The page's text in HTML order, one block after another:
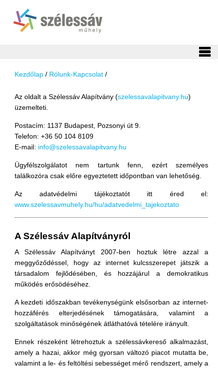
Kezdőlap / Rólunk-Kapcsolat /
Az oldalt a Szélessáv Alapítvány (szelessavalapitvany.hu)
üzemelteti.
Postacím: 1137 Budapest, Pozsonyi út 9.
Telefon: +36 50 104 8109
E-mail: info@szelessavalapitvany.hu
Ügyfélszolgálatot nem tartunk fenn, ezért személyes
találkozóra csak előre egyeztetett időpontban van lehetőség.
Az adatvédelmi tájékoztatót itt éred el:
www.szelessavmuhely.hu/hu/adatvedelmi_tajekoztato
A Szélessáv Alapítványról
A Szélessáv Alapítványt 2007-ben hoztuk létre azzal a
meggyőződéssel, hogy az internet kulcsszerepet játszik a
társadalom fejlődésében, és hozzájárul a demokratikus
működés erősödéséhez.
A kezdeti időszakban tevékenységünk elsősorban az internet-
hozzáférés elterjedésének támogatására, valamint a
szolgáltatások minőségének átláthatóvá tételére irányult.
Ennek részeként létrehoztuk a szélessávkereső alkalmazást,
amely a hazai, akkor még gyorsan változó piacot mutatta be,
valamint a le- és feltöltési sebességet mérő rendszert, amely a